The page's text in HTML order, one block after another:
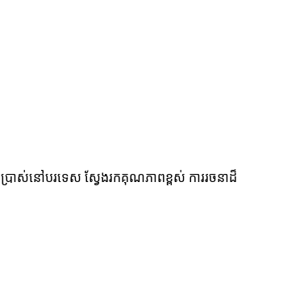
រាស់នៅបរទេស ស្វែងរកគុណភាពខ្ពស់ ការរចនាដ៏